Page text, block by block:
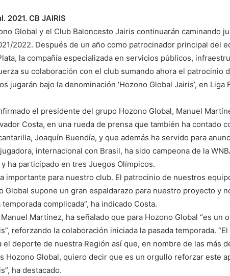
2021. CB JAIRIS
Global y el Club Baloncesto Jairis continuarán caminando
2022. Después de un año como patrocinador principal del
la compañía especializada en servicios públicos,
su colaboración con el club sumando ahora el patrocinio
jugarán bajo la denominación ‘Hozono Global Jairis’, en Liga
el presidente del grupo Hozono Global, Manuel
Costa, en una rueda de prensa que también ha contado
Joaquín Buendía, y que además ha servido para
internacional con Brasil, ha sido campeona de la
ha participado en tres Juegos Olímpicos.
importante para nuestro club. El patrocinio de nuestros
Global supone un gran espaldarazo para nuestro proyecto y
complicada”, ha indicado Costa.
Martínez, ha señalado que para Hozono Global “es un
reforzando la colaboración iniciada la pasada temporada.
el deporte de nuestra Región así que, en nombre de las más
Hozono Global, quiero decir que es un orgullo reforzar este
ha destacado.